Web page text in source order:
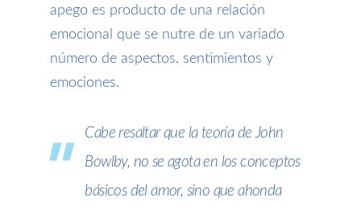
apego es producto de una relación
emocional que se nutre de un variado
número de aspectos, sentimientos y
emociones.
Cabe resaltar que la teoría de John
Bowlby, no se agota en los conceptos
básicos del amor, sino que ahonda